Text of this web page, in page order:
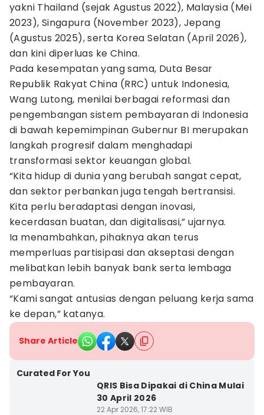
yakni Thailand (sejak Agustus 2022), Malaysia (Mei
2023), Singapura (November 2023), Jepang
(Agustus 2025), serta Korea Selatan (April 2026),
dan kini diperluas ke China.
Pada kesempatan yang sama, Duta Besar
Republik Rakyat China (RRC) untuk Indonesia,
Wang Lutong, menilai berbagai reformasi dan
pengembangan sistem pembayaran di Indonesia
di bawah kepemimpinan Gubernur BI merupakan
langkah progresif dalam menghadapi
transformasi sektor keuangan global.
“Kita hidup di dunia yang berubah sangat cepat,
dan sektor perbankan juga tengah bertransisi.
Kita perlu beradaptasi dengan inovasi,
kecerdasan buatan, dan digitalisasi,” ujarnya.
Ia menambahkan, pihaknya akan terus
memperluas partisipasi dan akseptasi dengan
melibatkan lebih banyak bank serta lembaga
pembayaran.
“Kami sangat antusias dengan peluang kerja sama
ke depan,” katanya.
Share Article
Curated For You
QRIS Bisa Dipakai di China Mulai
30 April 2026
22 Apr 2026, 17:22 WIB